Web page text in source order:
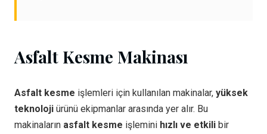
Asfalt Kesme Makinası
Asfalt kesme işlemleri için kullanılan makinalar, yüksek
teknoloji ürünü ekipmanlar arasında yer alır. Bu
makinaların asfalt kesme işlemini hızlı ve etkili bir